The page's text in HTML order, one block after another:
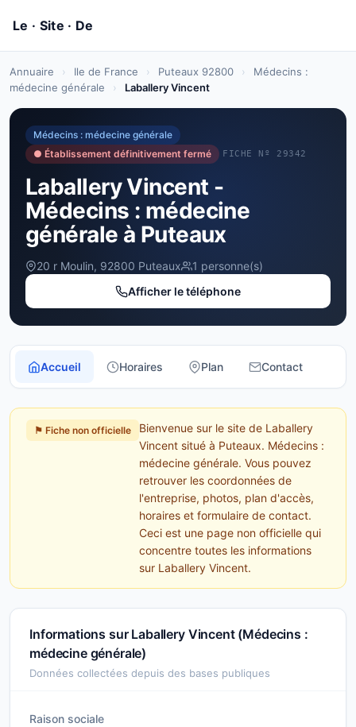
Annuaire › Ile de France › Puteaux 92800 ›
Médecins :
médecine générale
› Laballery Vincent
Médecins : médecine générale
● Établissement définitivement fermé
FICHE Nº 29342
Laballery Vincent -
Médecins : médecine
générale à Puteaux
20 r Moulin, 92800 Puteaux
1 personne(s)
Afficher le téléphone
Accueil Horaires Plan Contact
⚑ Fiche non officielle
Bienvenue sur le site de Laballery
Vincent situé à Puteaux. Médecins :
médecine générale. Vous pouvez
retrouver les coordonnées de
l'entreprise, photos, plan d'accès,
horaires et formulaire de contact.
Ceci est une page non officielle qui
concentre toutes les informations
sur Laballery Vincent.
Informations sur Laballery Vincent (Médecins :
médecine générale)
Données collectées depuis des bases publiques
Raison sociale